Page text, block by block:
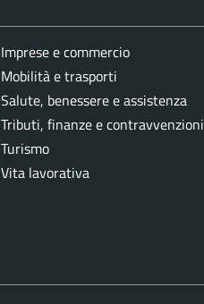
Imprese e commercio
Mobilità e trasporti
Salute, benessere e assistenza
Tributi, finanze e contravvenzioni
Turismo
Vita lavorativa